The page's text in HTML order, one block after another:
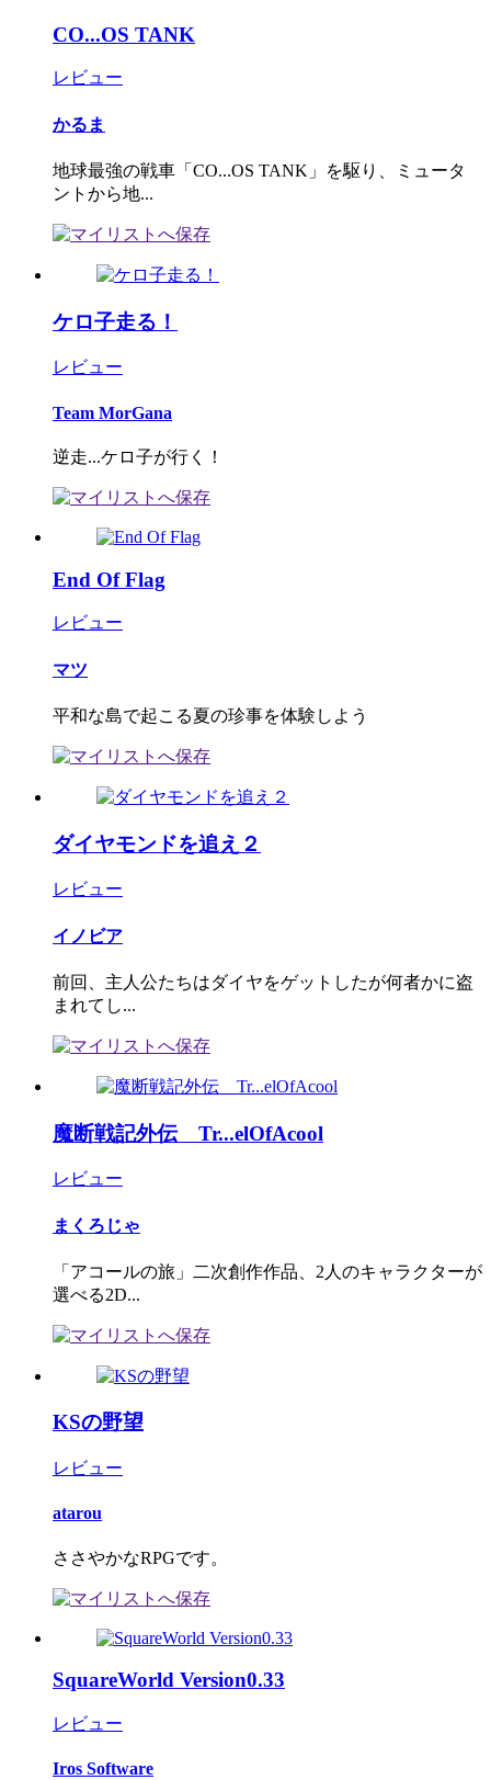
CO...OS TANK
レビュー
かるま
地球最強の戦車「CO...OS TANK」を駆り、ミュータ
ントから地...
ケロ子走る！
レビュー
Team MorGana
逆走...ケロ子が行く！
End Of Flag
レビュー
マツ
平和な島で起こる夏の珍事を体験しよう
ダイヤモンドを追え２
レビュー
イノビア
前回、主人公たちはダイヤをゲットしたが何者かに盗
まれてし...
魔断戦記外伝 Tr...elOfAcool
レビュー
まくろじゃ
「アコールの旅」二次創作作品、2人のキャラクターが
選べる2D...
KSの野望
レビュー
atarou
ささやかなRPGです。
SquareWorld Version0.33
レビュー
Iros Software